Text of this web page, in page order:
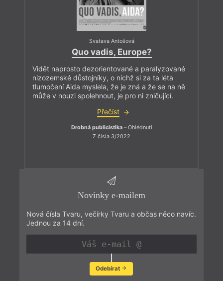
Svatava Antošová
Quo vadis, Europe?
Vidět naprosto dezorientované a paralyzované
nizozemské důstojníky, o nichž si za ta léta
tlumočení Aida myslela, že je zná a že se na ně
může v nouzi spolehnout, je pro ni zničující.
Přečíst
Drobná publicistika– Ohlédnutí
Z čísla 3/2022
Novinky e-mailem
Nová čísla Tvaru, večírky Tvaru a občas něco navíc.
Jednou za 14 dní.
Odebírat